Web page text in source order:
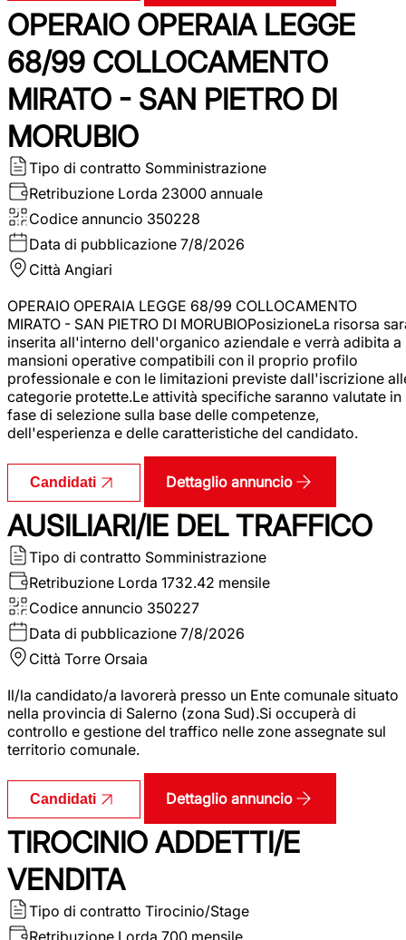
OPERAIO OPERAIA LEGGE
68/99 COLLOCAMENTO
MIRATO - SAN PIETRO DI
MORUBIO
Tipo di contratto Somministrazione
Retribuzione Lorda 23000 annuale
Codice annuncio 350228
Data di pubblicazione 7/8/2026
Città Angiari
OPERAIO OPERAIA LEGGE 68/99 COLLOCAMENTO
MIRATO - SAN PIETRO DI MORUBIOPosizioneLa risorsa
inserita all'interno dell'organico aziendale e verrà adibita a
mansioni operative compatibili con il proprio profilo
professionale e con le limitazioni previste dall'iscrizione
categorie protette.Le attività specifiche saranno valutate in
fase di selezione sulla base delle competenze,
dell'esperienza e delle caratteristiche del candidato.
Candidati Dettaglio annuncio
AUSILIARI/IE DEL TRAFFICO
Tipo di contratto Somministrazione
Retribuzione Lorda 1732.42 mensile
Codice annuncio 350227
Data di pubblicazione 7/8/2026
Città Torre Orsaia
Il/la candidato/a lavorerà presso un Ente comunale situato
nella provincia di Salerno (zona Sud).Si occuperà di
controllo e gestione del traffico nelle zone assegnate sul
territorio comunale.
Candidati Dettaglio annuncio
TIROCINIO ADDETTI/E
VENDITA
Tipo di contratto Tirocinio/Stage
Retribuzione Lorda 700 mensile